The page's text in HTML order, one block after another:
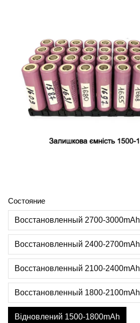
Состояние
Восстановленный 2700-3000mAh
Восстановленный 2400-2700mAh
Восстановленный 2100-2400mAh
Восстановленный 1800-2100mAh
Відновлений 1500-1800mAh